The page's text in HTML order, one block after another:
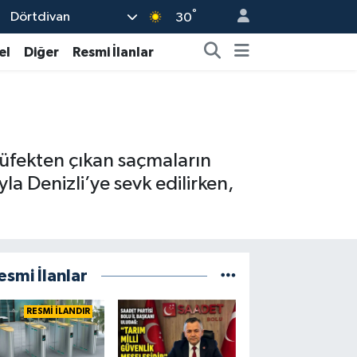
Dörtdivan 30°
Diğer Resmi İlanlar
çıkan saçmaların
Denizli’ye sevk edilirken,
İlanlar
RESMİ İLANDIR